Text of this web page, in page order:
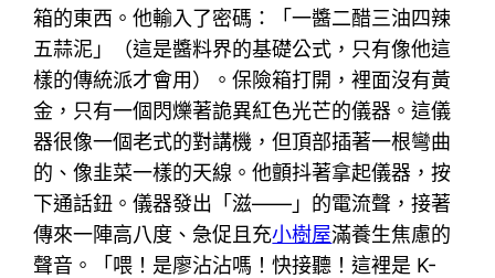
箱的東西。他輸入了密碼：「一醬二醋三油四辣
五蒜泥」（這是醬料界的基礎公式，只有像他這
樣的傳統派才會用）。保險箱打開，裡面沒有黃
金，只有一個閃爍著詭異紅色光芒的儀器。這儀
器很像一個老式的對講機，但頂部插著一根彎曲
的、像韭菜一樣的天線。他顫抖著拿起儀器，按
下通話鈕。儀器發出「滋——」的電流聲，接著
傳來一陣高八度、急促且充小樹屋滿養生焦慮的
聲音。「喂！是廖沾沾嗎！快接聽！這裡是 K-